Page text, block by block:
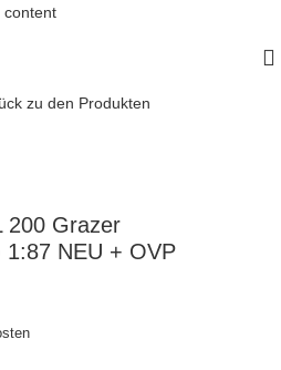
content
zu den Produkten
200 Grazer
1:87 NEU + OVP